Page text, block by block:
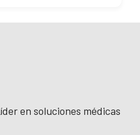
en soluciones médicas